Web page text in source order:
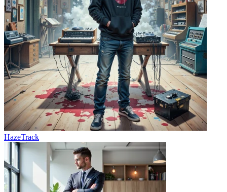
HazeTrack